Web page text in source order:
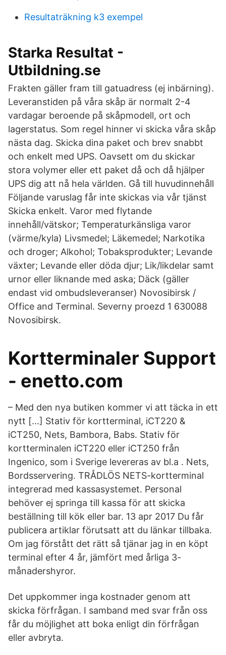
Resultaträkning k3 exempel
Starka Resultat -
Utbildning.se
Frakten gäller fram till gatuadress (ej inbärning).
Leveranstiden på våra skåp är normalt 2-4
vardagar beroende på skåpmodell, ort och
lagerstatus. Som regel hinner vi skicka våra skåp
nästa dag. Skicka dina paket och brev snabbt
och enkelt med UPS. Oavsett om du skickar
stora volymer eller ett paket då och då hjälper
UPS dig att nå hela världen. Gå till huvudinnehåll
Följande varuslag får inte skickas via vår tjänst
Skicka enkelt. Varor med flytande
innehåll/vätskor; Temperaturkänsliga varor
(värme/kyla) Livsmedel; Läkemedel; Narkotika
och droger; Alkohol; Tobaksprodukter; Levande
växter; Levande eller döda djur; Lik/likdelar samt
urnor eller liknande med aska; Däck (gäller
endast vid ombudsleveranser) Novosibirsk /
Office and Terminal. Severny proezd 1 630088
Novosibirsk.
Kortterminaler Support
- enetto.com
– Med den nya butiken kommer vi att täcka in ett
nytt […] Stativ för kortterminal, iCT220 &
iCT250, Nets, Bambora, Babs. Stativ för
kortterminalen iCT220 eller iCT250 från
Ingenico, som i Sverige levereras av bl.a . Nets,
Bordsservering. TRÅDLÖS NETS-kortterminal
integrerad med kassasystemet. Personal
behöver ej springa till kassa för att skicka
beställning till kök eller bar. 13 apr 2017 Du får
publicera artiklar förutsatt att du länkar tillbaka.
Om jag förstått det rätt så tjänar jag in en köpt
terminal efter 4 år, jämfört med årliga 3-
månadershyror.
Det uppkommer inga kostnader genom att
skicka förfrågan. I samband med svar från oss
får du möjlighet att boka enligt din förfrågan
eller avbryta.